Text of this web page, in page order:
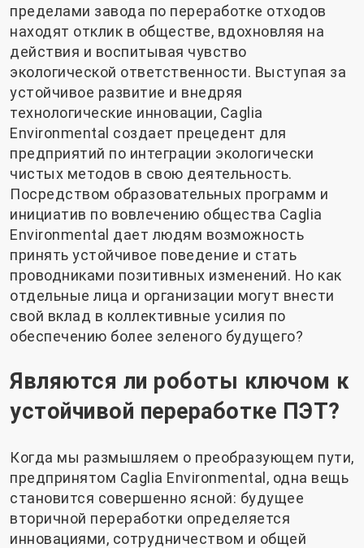
пределами завода по переработке отходов
находят отклик в обществе, вдохновляя на
действия и воспитывая чувство
экологической ответственности. Выступая за
устойчивое развитие и внедряя
технологические инновации, Caglia
Environmental создает прецедент для
предприятий по интеграции экологически
чистых методов в свою деятельность.
Посредством образовательных программ и
инициатив по вовлечению общества Caglia
Environmental дает людям возможность
принять устойчивое поведение и стать
проводниками позитивных изменений. Но как
отдельные лица и организации могут внести
свой вклад в коллективные усилия по
обеспечению более зеленого будущего?
Являются ли роботы ключом к
устойчивой переработке ПЭТ?
Когда мы размышляем о преобразующем пути,
предпринятом Caglia Environmental, одна вещь
становится совершенно ясной: будущее
вторичной переработки определяется
инновациями, сотрудничеством и общей